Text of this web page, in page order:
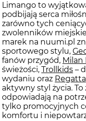
Limango to
podbijają serca
zarówno tych
zwolenników
marek na nuumi.pl
sportowego stylu,
fanów przygód, Milan
świeżości, Trollkids –
wydaniu oraz Regatta
aktywny styl życia.
odpowiadają na
tylko promocyjnych
komfortu i